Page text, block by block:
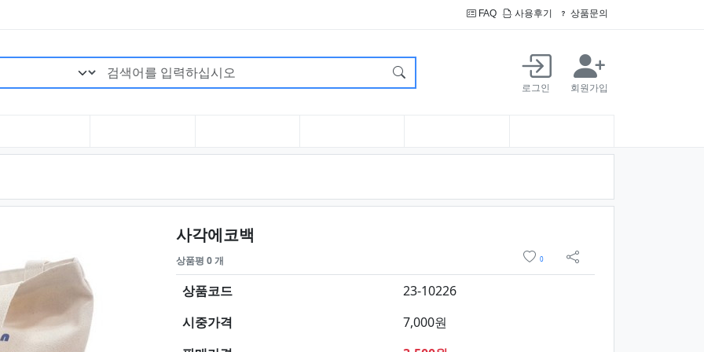
FAQ 사용후기 상품문의
검색어 필수
로그인 회원가입
사각에코백
상품평 0 개 0
sns 공유
상품코드
23-10226
시중가격
7,000원